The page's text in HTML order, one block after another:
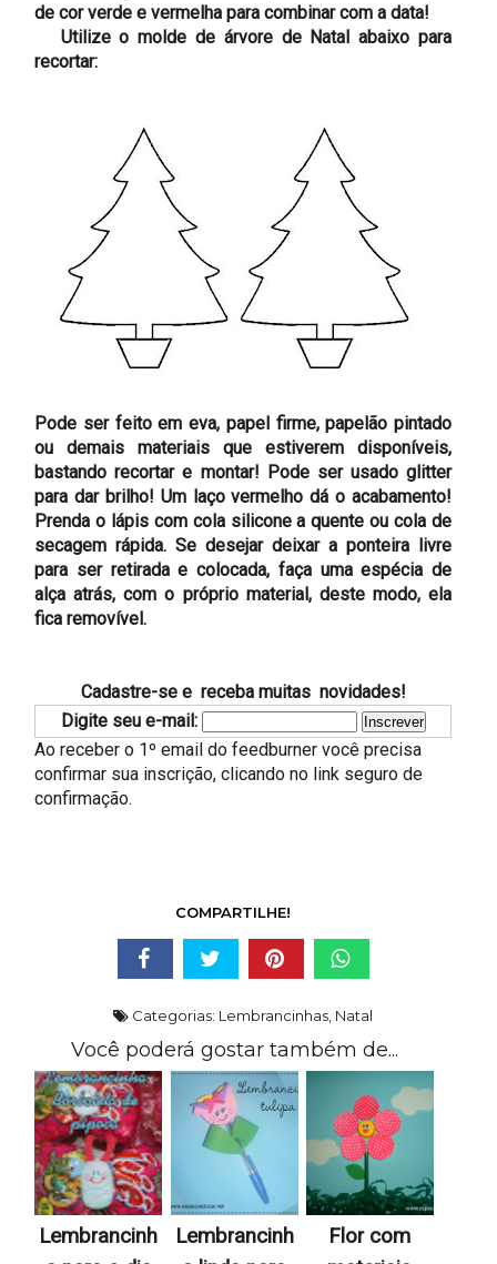
de cor verde e vermelha para combinar com a data!
Utilize o molde de árvore de Natal abaixo para
recortar:
Pode ser feito em eva, papel firme, papelão pintado
ou demais materiais que estiverem disponíveis,
bastando recortar e montar! Pode ser usado glitter
para dar brilho! Um laço vermelho dá o acabamento!
Prenda o lápis com cola silicone a quente ou cola de
secagem rápida. Se desejar deixar a ponteira livre
para ser retirada e colocada, faça uma espécia de
alça atrás, com o próprio material, deste modo, ela
fica removível.
Cadastre-se e receba muitas novidades!
Digite seu e-mail:
Ao receber o 1º email do feedburner você precisa
confirmar sua inscrição, clicando no link seguro de
confirmação.
COMPARTILHE!
Categorias: Lembrancinhas Natal
Você poderá gostar também de...
Lembrancinh
Lembrancinh
Flor com